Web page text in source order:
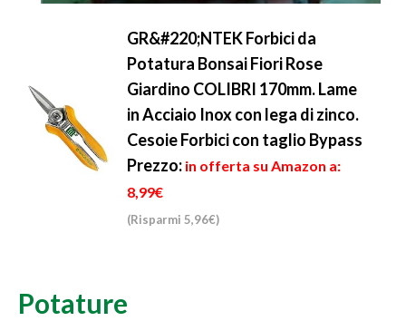
GR&#220;NTEK Forbici da
Potatura Bonsai Fiori Rose
Giardino COLIBRI 170mm. Lame
in Acciaio Inox con lega di zinco.
Cesoie Forbici con taglio Bypass
Prezzo: in offerta su Amazon a:
8,99€
(Risparmi 5,96€)
Potature